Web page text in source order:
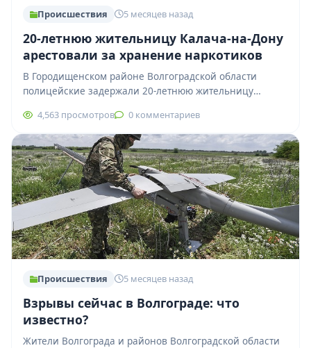
Происшествия 5 месяцев назад
20-летнюю жительницу Калача-на-Дону
арестовали за хранение наркотиков
В Городищенском районе Волгоградской области
полицейские задержали 20-летнюю жительницу
наркотиков. Операцию провели сотрудники
подразделения по…
4,563 просмотров 0 комментариев
Происшествия 5 месяцев назад
Взрывы сейчас в Волгограде: что
известно?
Жители Волгограда и районов Волгоградской области